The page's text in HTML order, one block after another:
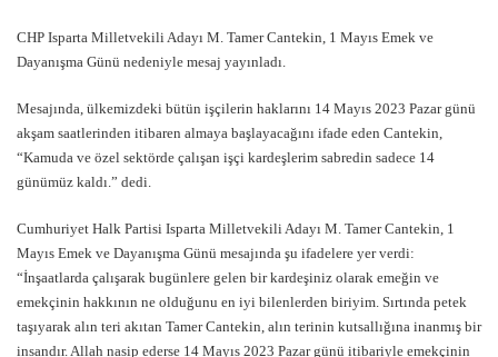
CHP Isparta Milletvekili Adayı M. Tamer Cantekin, 1 Mayıs Emek ve
Dayanışma Günü nedeniyle mesaj yayınladı.
Mesajında, ülkemizdeki bütün işçilerin haklarını 14 Mayıs 2023 Pazar günü
akşam saatlerinden itibaren almaya başlayacağını ifade eden Cantekin,
“Kamuda ve özel sektörde çalışan işçi kardeşlerim sabredin sadece 14
günümüz kaldı.” dedi.
Cumhuriyet Halk Partisi Isparta Milletvekili Adayı M. Tamer Cantekin, 1
Mayıs Emek ve Dayanışma Günü mesajında şu ifadelere yer verdi:
“İnşaatlarda çalışarak bugünlere gelen bir kardeşiniz olarak emeğin ve
emekçinin hakkının ne olduğunu en iyi bilenlerden biriyim. Sırtında petek
taşıyarak alın teri akıtan Tamer Cantekin, alın terinin kutsallığına inanmış bir
insandır. Allah nasip ederse 14 Mayıs 2023 Pazar günü itibariyle emekçinin